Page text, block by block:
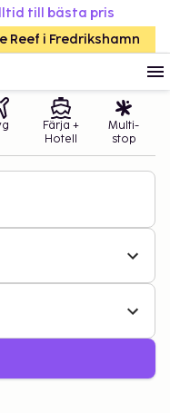
till bästa pris
Reef i Fredrikshamn
Färja +
Hotell
Multi-
stop